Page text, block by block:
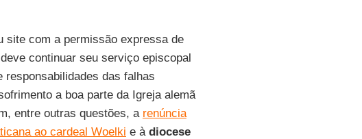
site com a permissão expressa de
continuar seu serviço episcopal
responsabilidades das falhas
a boa parte da Igreja alemã
entre outras questões, a renúncia
ao cardeal Woelki e à diocese